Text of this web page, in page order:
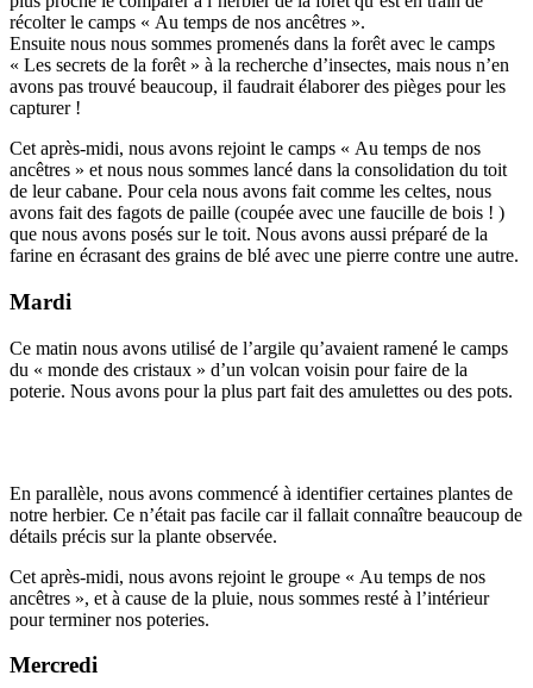
récolter le camps « Au temps de nos ancêtres ».
Ensuite nous nous sommes promenés dans la forêt avec le camps
« Les secrets de la forêt » à la recherche d’insectes, mais nous n’en
avons pas trouvé beaucoup, il faudrait élaborer des pièges pour les
capturer !
Cet après-midi, nous avons rejoint le camps « Au temps de nos
ancêtres » et nous nous sommes lancé dans la consolidation du toit
de leur cabane. Pour cela nous avons fait comme les celtes, nous
avons fait des fagots de paille (coupée avec une faucille de bois ! )
que nous avons posés sur le toit. Nous avons aussi préparé de la
farine en écrasant des grains de blé avec une pierre contre une autre.
Mardi
Ce matin nous avons utilisé de l’argile qu’avaient ramené le camps
du « monde des cristaux » d’un volcan voisin pour faire de la
poterie. Nous avons pour la plus part fait des amulettes ou des pots.
En parallèle, nous avons commencé à identifier certaines plantes de
notre herbier. Ce n’était pas facile car il fallait connaître beaucoup de
détails précis sur la plante observée.
Cet après-midi, nous avons rejoint le groupe « Au temps de nos
ancêtres », et à cause de la pluie, nous sommes resté à l’intérieur
pour terminer nos poteries.
Mercredi